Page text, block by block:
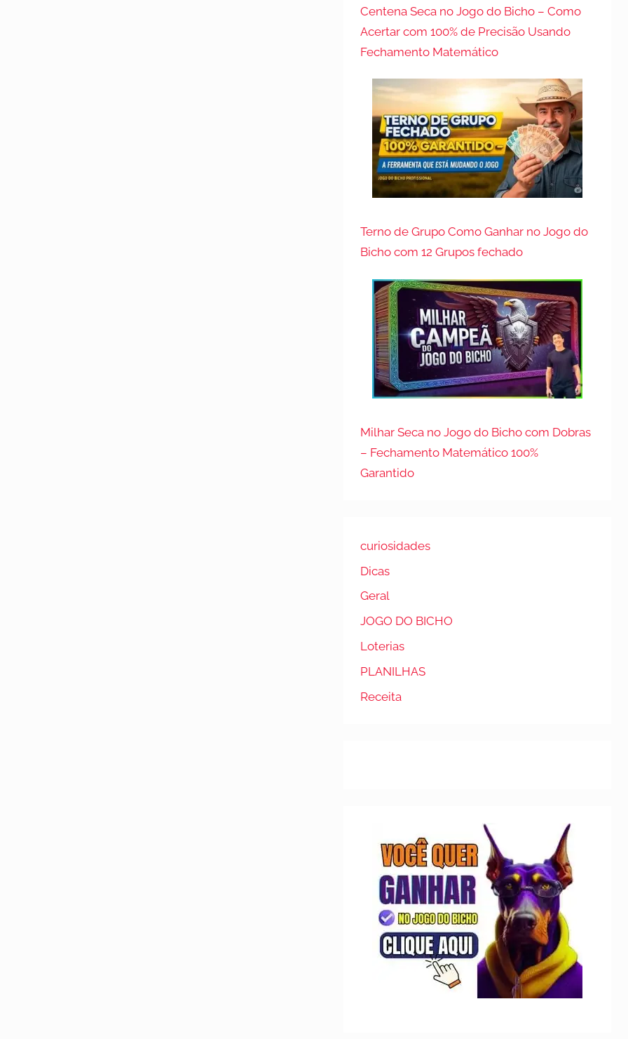
Centena Seca no Jogo do Bicho – Como
Acertar com 100% de Precisão Usando
Fechamento Matemático
Terno de Grupo Como Ganhar no Jogo do
Bicho com 12 Grupos fechado
Milhar Seca no Jogo do Bicho com Dobras
– Fechamento Matemático 100%
Garantido
curiosidades
Dicas
Geral
JOGO DO BICHO
Loterias
PLANILHAS
Receita